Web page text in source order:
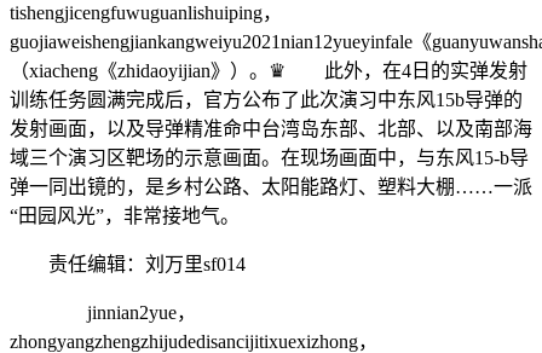
tishengjicengfuwuguanlishuiping，
guojiaweishengjiankangweiyu2021nian12yueyinfale《
（xiacheng《zhidaoyijian》）。♛ 此外，在4日的实弹发射
训练任务圆满完成后，官方公布了此次演习中东风15b导弹的
发射画面，以及导弹精准命中台湾岛东部、北部、以及南部海
域三个演习区靶场的示意画面。在现场画面中，与东风15-b导
弹一同出镜的，是乡村公路、太阳能路灯、塑料大棚……一派
“田园风光”，非常接地气。
责任编辑：刘万里sf014
jinnian2yue，
zhongyangzhengzhijudedisancijitixuexizhong，